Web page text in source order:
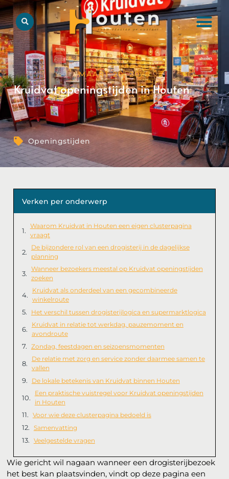
MAART 20, 2026
Kruidvat openingstijden in Houten
Openingstijden
Wie gericht wil nagaan wanneer een drogisterijbezoek
het best kan plaatsvinden, vindt op deze pagina een
Verken per onderwerp
Waarom Kruidvat in Houten een eigen clusterpagina
vraagt
De bijzondere rol van een drogisterij in de dagelijkse
planning
Wanneer bezoekers meestal op Kruidvat openingstijden
zoeken
Kruidvat als onderdeel van een gecombineerde
winkelroute
Het verschil tussen drogisterijlogica en supermarktlogica
Kruidvat in relatie tot werkdag, pauzemoment en
avondroute
Zondag, feestdagen en seizoensmomenten
De relatie met zorg en service zonder daarmee samen te
vallen
De lokale betekenis van Kruidvat binnen Houten
Een praktische vuistregel voor Kruidvat openingstijden
in Houten
Voor wie deze clusterpagina bedoeld is
Samenvatting
Veelgestelde vragen